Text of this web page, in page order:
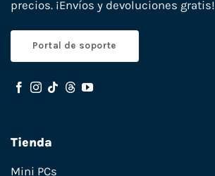
precios. ¡Envíos y devoluciones gratis!
Portal de soporte
Tienda
Mini PCs